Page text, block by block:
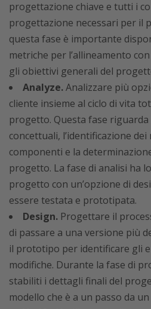
progettazione chiave e tutti i
progettazione necessari per il
questa fase è importante
metriche per l’allineamento
gli obiettivi generali del
Analyze.Analizzare più
cliente insieme al ciclo di vita
progetto. Questa fase
concettuali, l’identificazione
componenti e la
progetto. La fase di analisi ha
progetto con un’opzione di
essere testata e prototipata.
Design. Progettare il
di passare a una versione più
il prototipo per identificare gli
modifiche. Durante la fase di
stabiliti i dettagli finali del
modello che è a un passo da